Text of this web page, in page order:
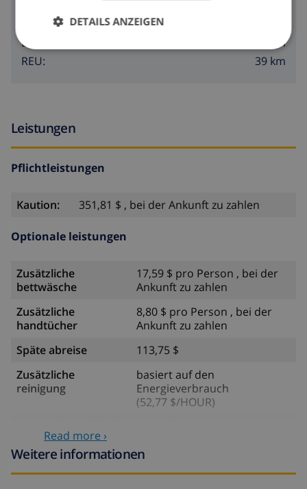
BCN:
128 km
REU:
39 km
Leistungen
Pflichtleistungen
Kaution: 351,81 $ , bei der Ankunft zu zahlen
Optionale leistungen
Zusätzliche
bettwäsche
17,59 $ pro Person , bei der
Ankunft zu zahlen
Zusätzliche
handtücher
8,80 $ pro Person , bei der
Ankunft zu zahlen
Späte abreise
113,75 $
Zusätzliche
reinigung
basiert auf den
Energieverbrauch
(52,77 $/HOUR)
Read more ›
Weitere informationen
DETAILS ANZEIGEN